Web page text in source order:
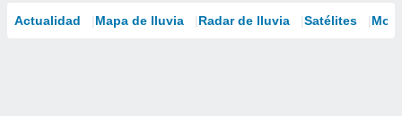
Actualidad Mapa de lluvia Radar de lluvia Satélites